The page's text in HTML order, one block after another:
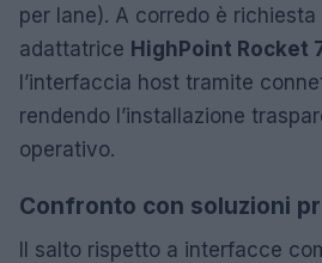
per lane). A corredo è richiesta
adattatrice HighPoint Rocket
l’interfaccia host tramite
rendendo l’installazione
operativo.
Confronto con soluzioni
Il salto rispetto a interfacce